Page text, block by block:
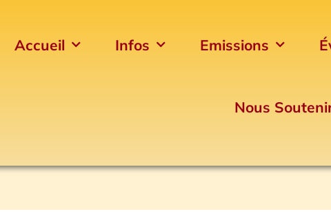
Accueil Infos Emissions
Nous